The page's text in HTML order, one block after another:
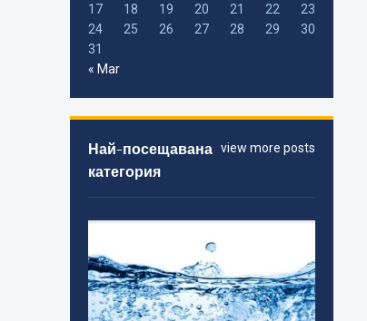
17
18 19 20 21 22
23
24
25 26 27 28 29
30
31
« Mar
view more posts
Най-посещавана
категория